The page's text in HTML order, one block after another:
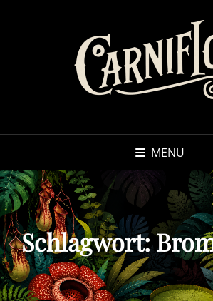
MENU
Schlagwort: